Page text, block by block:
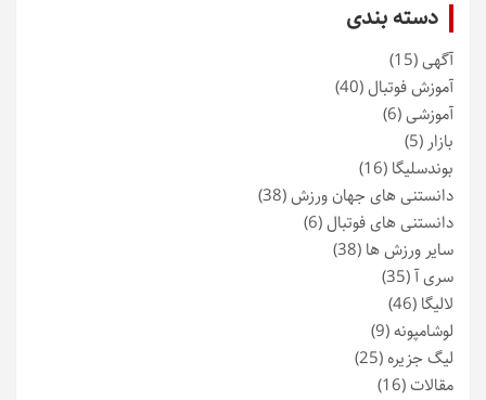
دسته بندی
آگهی(15)
آموزش فوتبال(40)
آموزشی(6)
بازار (5)
بوندسلیگا (16)
دانستنی های جهان ورزش(38)
دانستنی های فوتبال(6)
سایر ورزش ها (38)
سری آ(35)
لالیگا (46)
لوشامپونه(9)
لیگ جزیره(25)
مقالات(16)